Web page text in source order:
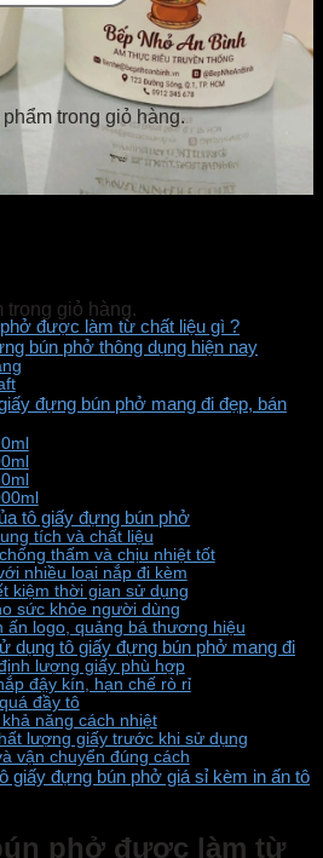
trong giỏ hàng.
trong giỏ hàng.
được làm từ chất liệu gì ?
bún phở thông dụng hiện nay
đựng bún phở mang đi đẹp, bán
tô giấy đựng bún phở
tích và chất liệu
thấm và chịu nhiệt tốt
nhiều loại nắp đi kèm
kiệm thời gian sử dụng
sức khỏe người dùng
ấn logo, quảng bá thương hiệu
dụng tô giấy đựng bún phở mang đi
lượng giấy phù hợp
đậy kín, hạn chế rò rỉ
đầy tô
năng cách nhiệt
lượng giấy trước khi sử dụng
vận chuyển đúng cách
giấy đựng bún phở giá sỉ kèm in ấn tô
phở được làm từ